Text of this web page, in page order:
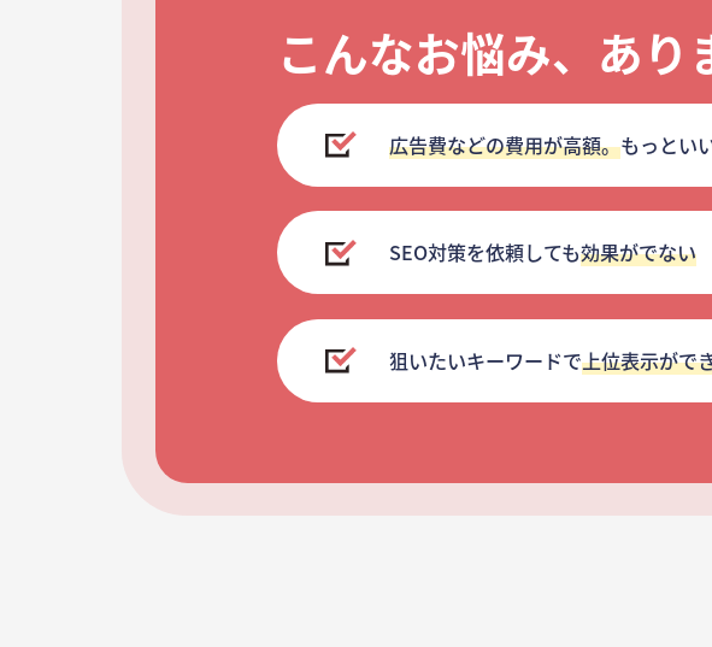
こんなお悩み、あり
広告費などの費用が高額。もっとい
SEO対策を依頼しても効果がでない
狙いたいキーワードで上位表示がで